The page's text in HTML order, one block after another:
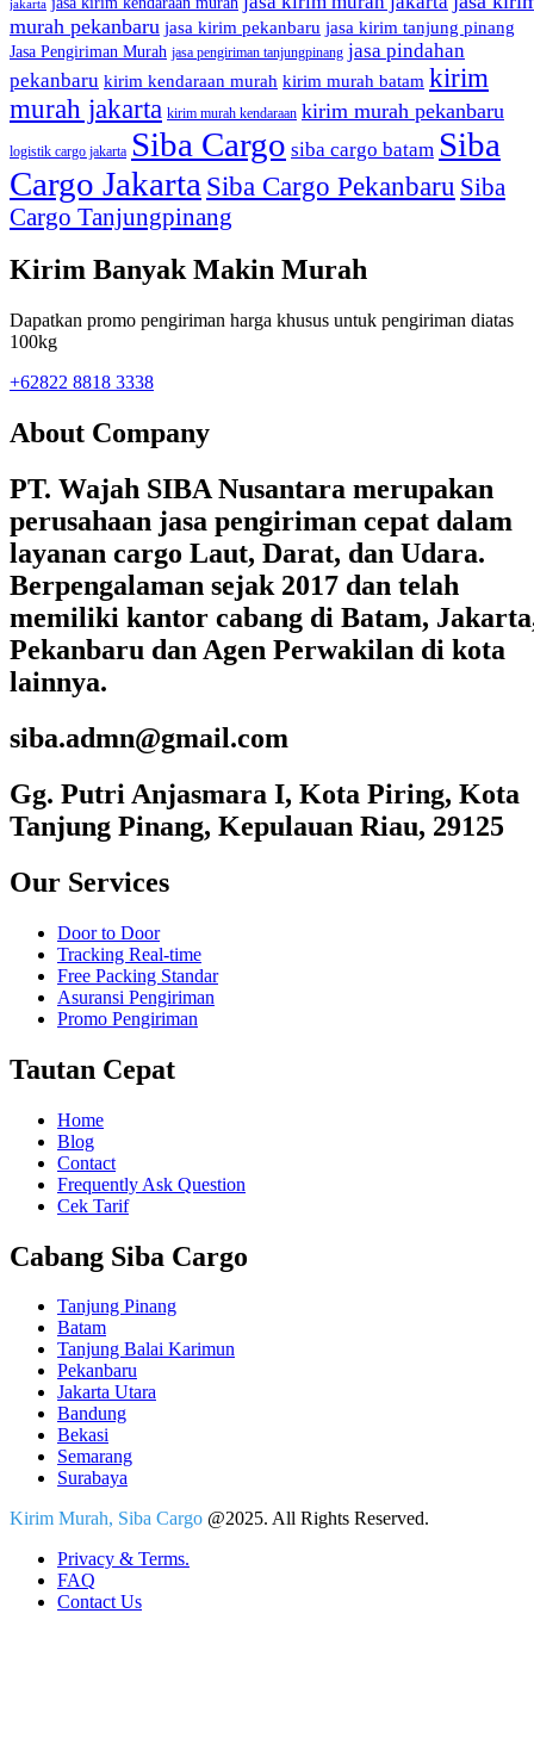
jakarta
murah pekanbaru jasa kirim pekanbaru jasa kirim tanjung pinang
Jasa Pengiriman Murah jasa pengiriman tanjungpinang jasa pindahan
pekanbaru kirim kendaraan murah kirim murah batam kirim
murah jakarta kirim murah kendaraan kirim murah pekanbaru
logistik cargo jakarta Siba Cargo siba cargo batam Siba
Cargo Jakarta Siba Cargo Pekanbaru Siba
Cargo Tanjungpinang
Kirim Banyak Makin Murah
Dapatkan promo pengiriman harga khusus untuk pengiriman diatas
100kg
+62822 8818 3338
About Company
PT. Wajah SIBA Nusantara merupakan
perusahaan jasa pengiriman cepat dalam
layanan cargo Laut, Darat, dan Udara.
Berpengalaman sejak 2017 dan telah
memiliki kantor cabang di Batam,
Pekanbaru dan Agen Perwakilan di kota
lainnya.
siba.admn@gmail.com
Gg. Putri Anjasmara I, Kota Piring, Kota
Tanjung Pinang, Kepulauan Riau, 29125
Our Services
Door to Door
Tracking Real-time
Free Packing Standar
Asuransi Pengiriman
Promo Pengiriman
Tautan Cepat
Home
Blog
Contact
Frequently Ask Question
Cek Tarif
Cabang Siba Cargo
Tanjung Pinang
Batam
Tanjung Balai Karimun
Pekanbaru
Jakarta Utara
Bandung
Bekasi
Semarang
Surabaya
Kirim Murah, Siba Cargo @2025. All Rights Reserved.
Privacy & Terms.
FAQ
Contact Us